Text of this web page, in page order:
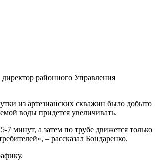
районного Управления
из артезианских скважин было добыто
воды придется увеличивать.
минут, а затем по трубе движется только
– рассказал Бондаренко.